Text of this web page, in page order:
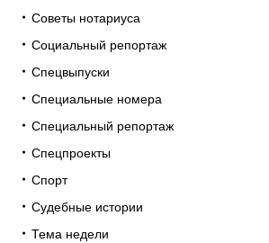
Советы нотариуса
Социальный репортаж
Спецвыпуски
Специальные номера
Специальный репортаж
Спецпроекты
Спорт
Судебные истории
Тема недели